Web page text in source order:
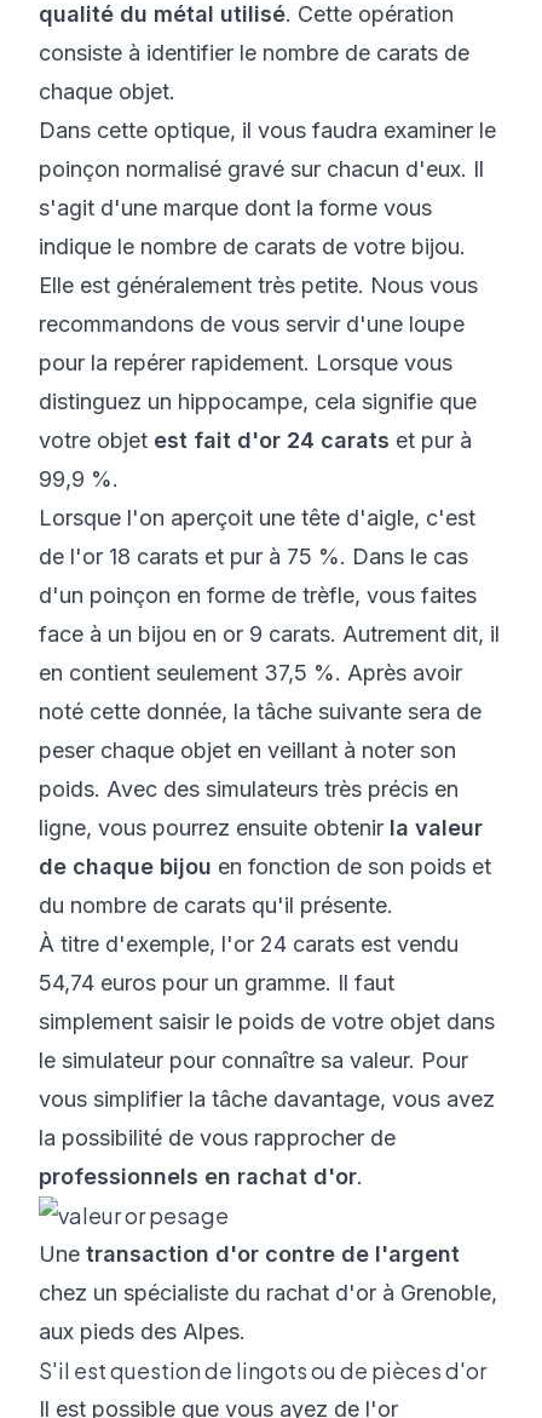
qualité du métal utilisé. Cette opération
consiste à identifier le nombre de carats de
chaque objet.
Dans cette optique, il vous faudra examiner le
poinçon normalisé gravé sur chacun d'eux. Il
s'agit d'une marque dont la forme vous
indique le nombre de carats de votre bijou.
Elle est généralement très petite. Nous vous
recommandons de vous servir d'une loupe
pour la repérer rapidement. Lorsque vous
distinguez un hippocampe, cela signifie que
votre objet est fait d'or 24 carats et pur à
99,9 %.
Lorsque l'on aperçoit une tête d'aigle, c'est
de l'or 18 carats et pur à 75 %. Dans le cas
d'un poinçon en forme de trèfle, vous faites
face à un bijou en or 9 carats. Autrement dit, il
en contient seulement 37,5 %. Après avoir
noté cette donnée, la tâche suivante sera de
peser chaque objet en veillant à noter son
poids. Avec des simulateurs très précis en
ligne, vous pourrez ensuite obtenir la valeur
de chaque bijou en fonction de son poids et
du nombre de carats qu'il présente.
À titre d'exemple, l'or 24 carats est vendu
54,74 euros pour un gramme. Il faut
simplement saisir le poids de votre objet dans
le simulateur pour connaître sa valeur. Pour
vous simplifier la tâche davantage, vous avez
la possibilité de vous rapprocher de
professionnels en rachat d'or.
Une transaction d'or contre de l'argent
chez un spécialiste du rachat d'or à Grenoble,
aux pieds des Alpes.
S'il est question de lingots ou de pièces d'or
Il est possible que vous ayez de l'or